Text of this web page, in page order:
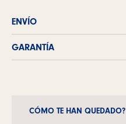
ENVÍO
GARANTÍA
CÓMO TE HAN QUEDADO?